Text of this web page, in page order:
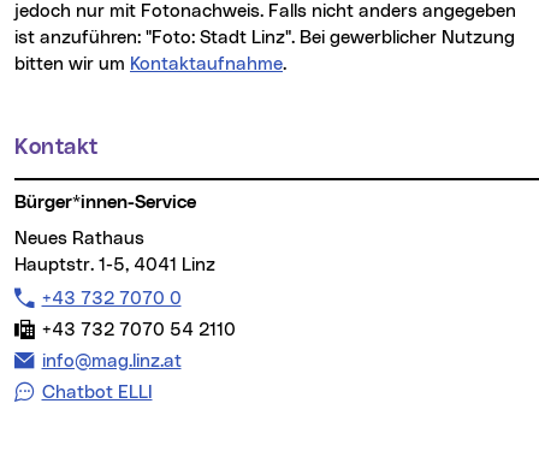
jedoch nur mit Fotonachweis. Falls nicht anders angegeben
ist anzuführen: "Foto: Stadt Linz". Bei gewerblicher Nutzung
bitten wir um Kontaktaufnahme.
Weitere Informationen
Kontakt
Bürger*innen-Service
Neues Rathaus
Hauptstr. 1-5, 4041 Linz
Telefon:
+43 732 7070 0
Fax:
+43 732 7070 54 2110
E-Mail Adresse:
info@mag.linz.at
Chatbot ELLI